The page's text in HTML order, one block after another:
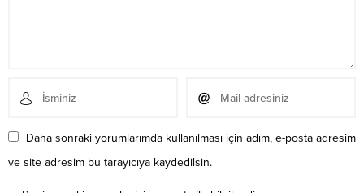
Daha sonraki yorumlarımda kullanılması için adım, e-posta adresim
ve site adresim bu tarayıcıya kaydedilsin.